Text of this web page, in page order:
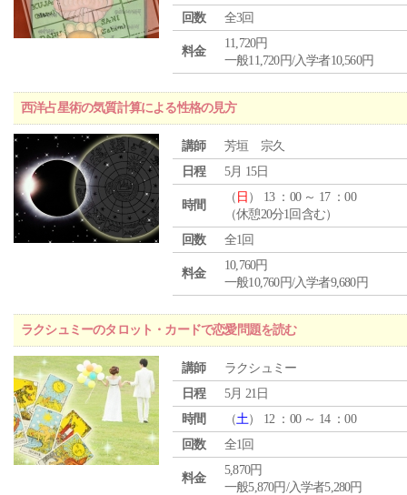
回数
全3回
料金
11,720円
一般11,720円/入学者10,560円
西洋占星術の気質計算による性格の見方
講師
芳垣 宗久
日程
5月 15日
時間
（ 日 ） 13 ：00 ～ 17 ：00
（休憩20分1回含む）
回数
全1回
料金
10,760円
一般10,760円/入学者9,680円
ラクシュミーのタロット・カードで恋愛問題を読む
講師
ラクシュミー
日程
5月 21日
時間
（土） 12 ：00 ～ 14 ：00
回数
全1回
料金
5,870円
一般5,870円/入学者5,280円